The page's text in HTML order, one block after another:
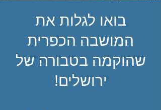
בואו לגלות את
המושבה הכפרית
שהוקמה בטבורה של
ירושלים!